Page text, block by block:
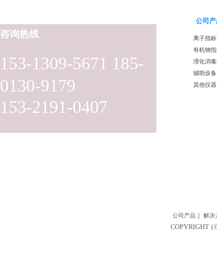
153-1309-5671 185-
0130-9179
153-2191-0407
咨询热线
公司
离子指标
有机物
理化消
辅助设备
其他仪器
公司产品 解决
COPYRIGHT